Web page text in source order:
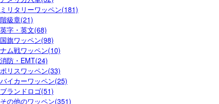
ミリタリーワッペン(181)
階級章(21)
英字・英文(68)
国旗ワッペン(98)
ナム戦ワッペン(10)
消防・EMT(24)
ポリスワッペン(33)
バイカーワッペン(25)
ブランドロゴ(51)
その他のワッペン(351)